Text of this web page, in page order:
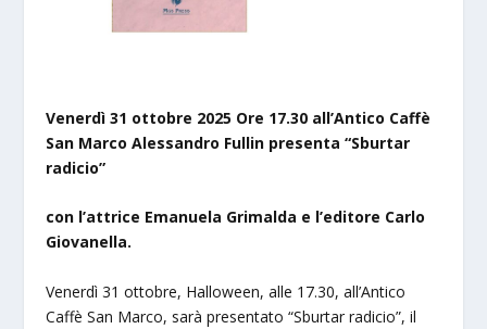
Venerdì 31 ottobre 2025 Ore 17.30 all’Antico Caffè
San Marco Alessandro Fullin presenta “Sburtar
radicio”
con l’attrice Emanuela Grimalda e l’editore Carlo
Giovanella.
Venerdì 31 ottobre, Halloween, alle 17.30, all’Antico
Caffè San Marco, sarà presentato “Sburtar radicio”, il